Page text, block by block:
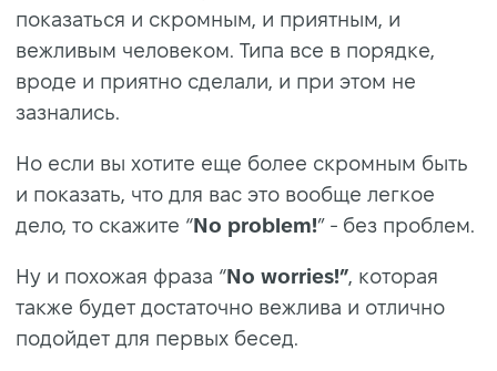
показаться и скромным, и приятным, и
вежливым человеком. Типа все в порядке,
вроде и приятно сделали, и при этом не
зазнались.
Но если вы хотите еще более скромным быть
и показать, что для вас это вообще легкое
дело, то скажите “No problem!” - без проблем.
Ну и похожая фраза “No worries!”, которая
также будет достаточно вежлива и отлично
подойдет для первых бесед.